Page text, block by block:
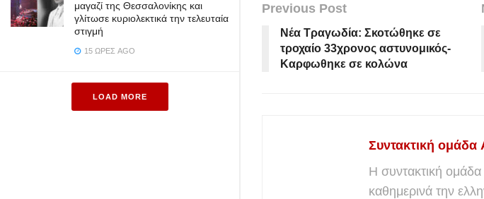
μαγαζί της Θεσσαλονίκης και
γλίτωσε κυριολεκτικά την τελευταία
στιγμή
15 ΏΡΕΣ AGO
LOAD MORE
Previous Post
Νέα Τραγωδία: Σκοτώθηκε σε
τροχαίο 33χρονος αστυνομικός-
Καρφωθηκε σε κολώνα
Συντακτική
Η συντακτική
καθημερινά την